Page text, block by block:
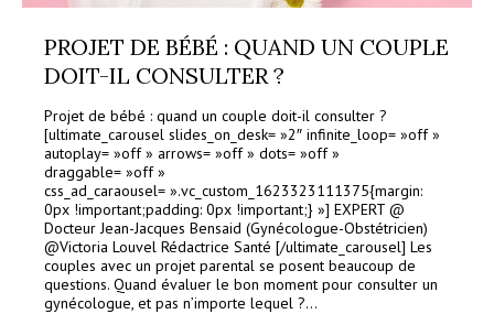
PROJET DE BÉBÉ : QUAND UN COUPLE
DOIT-IL CONSULTER ?
Projet de bébé : quand un couple doit-il consulter ?
[ultimate_carousel slides_on_desk= »2″ infinite_loop= »off »
autoplay= »off » arrows= »off » dots= »off »
draggable= »off »
css_ad_caraousel= ».vc_custom_1623323111375{margin:
0px !important;padding: 0px !important;} »] EXPERT @
Docteur Jean-Jacques Bensaid (Gynécologue-Obstétricien)
@Victoria Louvel Rédactrice Santé [/ultimate_carousel] Les
couples avec un projet parental se posent beaucoup de
questions. Quand évaluer le bon moment pour consulter un
gynécologue, et pas n’importe lequel ?…